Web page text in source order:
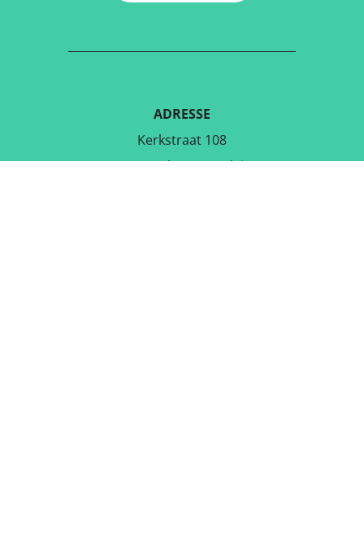
ADRESSE
Kerkstraat 108
9050 Gentbrugge,Belgien